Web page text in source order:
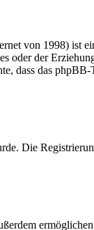
von 1998) ist
oder der
dass das
Die